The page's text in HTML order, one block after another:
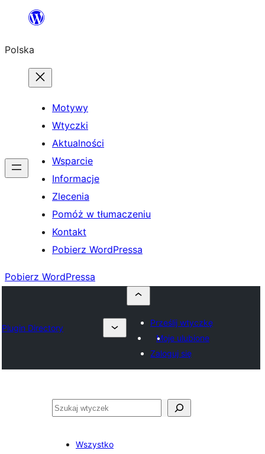
Przejdź
treści
Polska
Motywy
Wtyczki
Aktualności
Wsparcie
Informacje
Zlecenia
Pomóż w tłumaczeniu
Kontakt
Pobierz WordPressa
Pobierz WordPressa
Plugin Directory
Prześlij wtyczkę
Moje ulubione
Zaloguj się
Szukaj
Wszystko